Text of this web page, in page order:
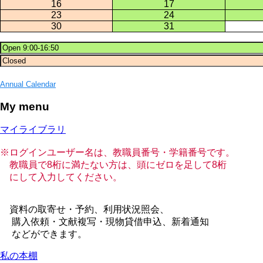
16
17
23
24
30
31
Annual Calendar
My menu
マイライブラリ
※ログインユーザー名は、教職員番号・学籍番号です。
教職員で8桁に満たない方は、頭にゼロを足して8桁
にして入力してください。
資料の取寄せ・予約、利用状況照会、
購入依頼・文献複写・現物貸借申込、新着通知
などができます。
私の本棚